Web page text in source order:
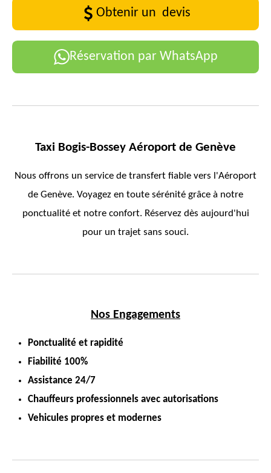
Obtenir un devis
Réservation par WhatsApp
Taxi Bogis-Bossey Aéroport de Genève
Nous offrons un service de transfert fiable vers l'Aéroport
de Genève. Voyagez en toute sérénité grâce à notre
ponctualité et notre confort. Réservez dès aujourd'hui
pour un trajet sans souci.
Nos Engagements
Ponctualité et rapidité
Fiabilité 100%
Assistance 24/7
Chauffeurs professionnels avec autorisations
Vehicules propres et modernes